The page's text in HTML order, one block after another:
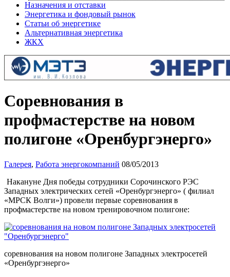
Назначения и отставки
Энергетика и фондовый рынок
Статьи об энергетике
Альтернативная энергетика
ЖКХ
Соревнования в
профмастерстве на новом
полигоне «Оренбургэнерго»
Галерея, Работа энергокомпаний 08/05/2013
Накануне Дня победы сотрудники Сорочинского РЭС
Западных электрических сетей «Оренбургэнерго» ( филиал
«МРСК Волги») провели первые соревнования в
профмастерстве на новом тренировочном полигоне:
соревнования на новом полигоне Западных электросетей
«Оренбургэнерго»